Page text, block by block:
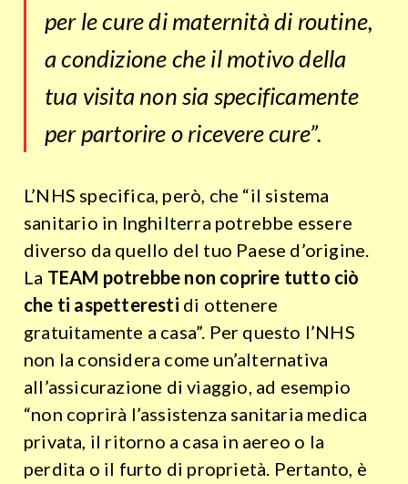
per le cure di maternità di routine,
a condizione che il motivo della
tua visita non sia specificamente
per partorire o ricevere cure”.
L’NHS specifica, però, che “il sistema
sanitario in Inghilterra potrebbe essere
diverso da quello del tuo Paese d’origine.
La TEAM potrebbe non coprire tutto ciò
che ti aspetteresti di ottenere
gratuitamente a casa”. Per questo l’NHS
non la considera come un’alternativa
all’assicurazione di viaggio, ad esempio
“non coprirà l’assistenza sanitaria medica
privata, il ritorno a casa in aereo o la
perdita o il furto di proprietà. Pertanto, è